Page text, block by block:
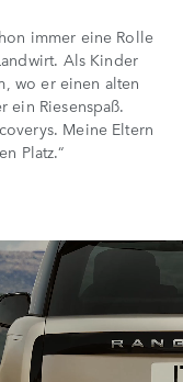
immer eine Rolle
Als Kinder
wo er einen alten
ein Riesenspaß.
Meine Eltern
Platz.“